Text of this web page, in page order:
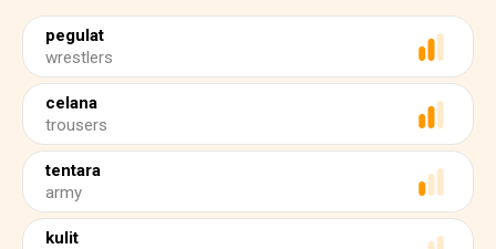
pegulat
wrestlers
celana
trousers
tentara
army
kulit